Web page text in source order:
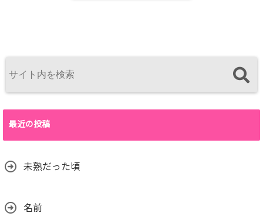
最近の投稿
未熟だった頃
名前